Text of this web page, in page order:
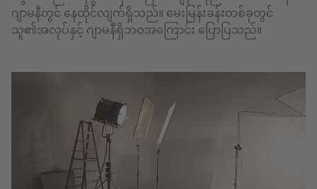
ဂျာမနီတွင် နေထိုင်လျက်ရှိသည်။ မေးမြန်းခန်းတစ်ခုတွင်
သူ၏အလုပ်နှင့် ဂျာမနီရှိဘဝအကြောင်း ပြောပြသည်။